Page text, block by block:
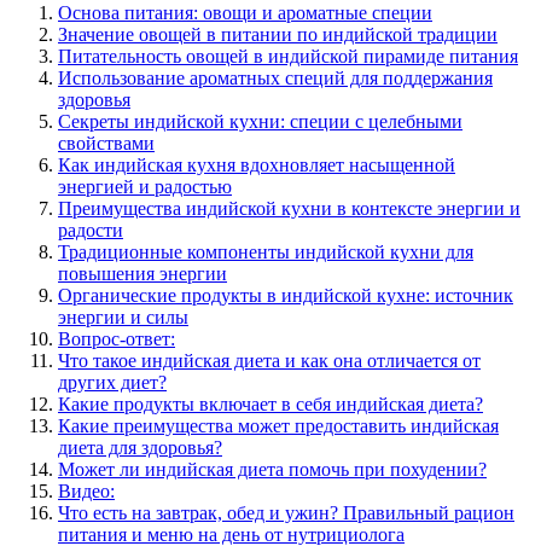
Основа питания: овощи и ароматные специи
Значение овощей в питании по индийской традиции
Питательность овощей в индийской пирамиде питания
Использование ароматных специй для поддержания
здоровья
Секреты индийской кухни: специи с целебными
свойствами
Как индийская кухня вдохновляет насыщенной
энергией и радостью
Преимущества индийской кухни в контексте энергии и
радости
Традиционные компоненты индийской кухни для
повышения энергии
Органические продукты в индийской кухне: источник
энергии и силы
Вопрос-ответ:
Что такое индийская диета и как она отличается от
других диет?
Какие продукты включает в себя индийская диета?
Какие преимущества может предоставить индийская
диета для здоровья?
Может ли индийская диета помочь при похудении?
Видео:
Что есть на завтрак, обед и ужин? Правильный рацион
питания и меню на день от нутрициолога